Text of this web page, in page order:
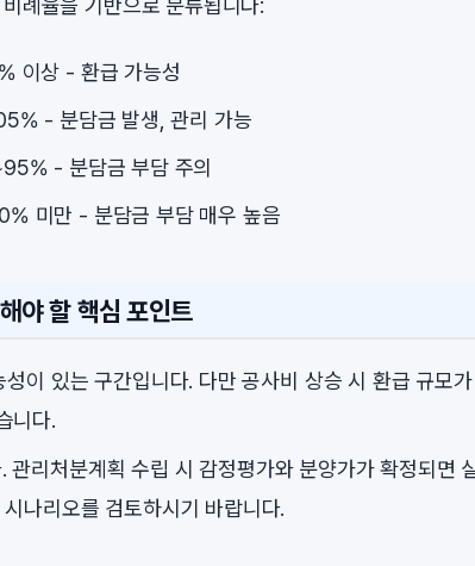
례율을 기반으로 분류됩니다:
이상 - 환급 가능성
- 분담금 발생, 관리 가능
- 분담금 부담 주의
미만 - 분담금 부담 매우 높음
야 할 핵심 포인트
이 있는 구간입니다. 다만 공사비 상승 시 환급 규모
니다.
관리처분계획 수립 시 감정평가와 분양가가 확정되면
나리오를 검토하시기 바랍니다.